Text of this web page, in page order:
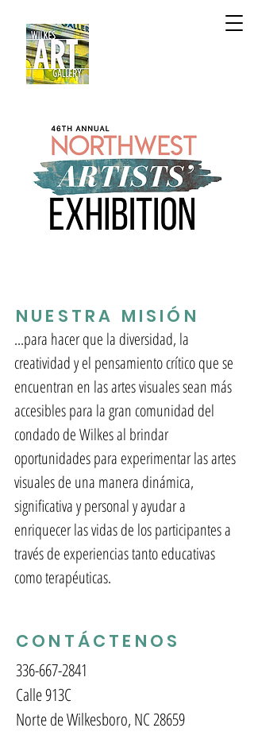
NUESTRA MISIÓN
...para hacer que la diversidad, la
creatividad y el pensamiento crítico que se
encuentran en las artes visuales sean más
accesibles para la gran comunidad del
condado de Wilkes al brindar
oportunidades para experimentar las artes
visuales de una manera dinámica,
significativa y personal y ayudar a
enriquecer las vidas de los participantes a
través de experiencias tanto educativas
como terapéuticas.
CONTÁCTENOS
336-667-2841
Calle 913C
Norte de Wilkesboro, NC 28659